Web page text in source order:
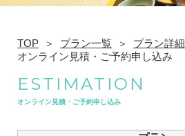
TOP プラン一覧
プラン詳細
オンライン見積・ご予約申し込み
ESTIMATION
オンライン見積・ご予約申し込み